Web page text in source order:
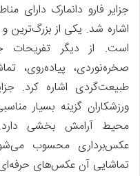
جزایر فارو دانمارک دارای
اشاره شد. یکی از بزرگ‌ترین
است. از دیگر تفریحات
صخره‌نوردی، پیاده‌روی،
طبیعت‌گردی اشاره کرد.
ورزشکاران گزینه بسیار
محیط آرامش بخشی دارد.
عکس‌برداری محسوب
تماشایی آن عکس‌های حرفه‌ای